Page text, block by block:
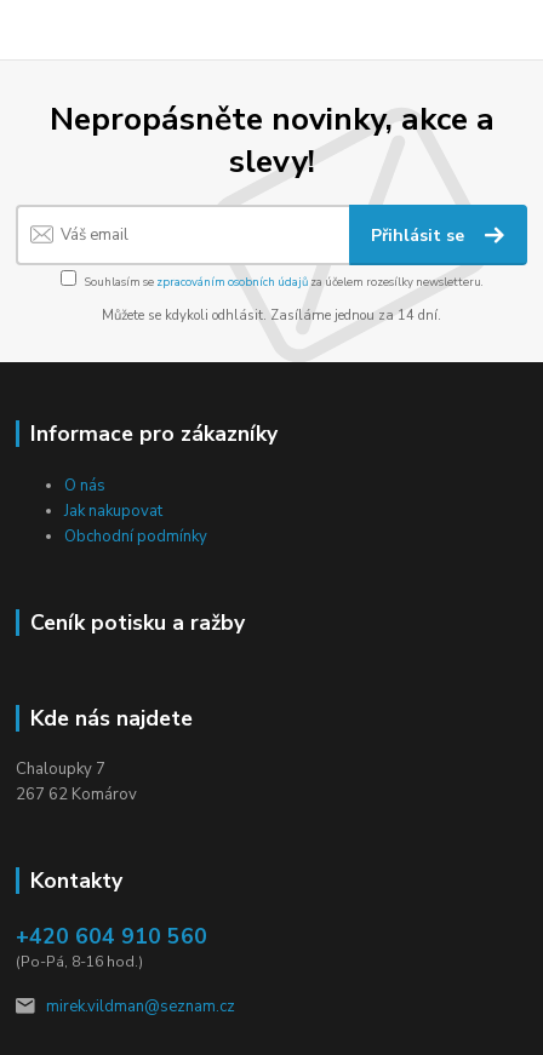
Nepropásněte novinky, akce a
slevy!
Přihlásit se
Souhlasím se zpracováním osobních údajůza účelem rozesílky newsletteru.
Můžete se kdykoli odhlásit. Zasíláme jednou za 14 dní.
Informace pro zákazníky
O nás
Jak nakupovat
Obchodní podmínky
Ceník potisku a ražby
Kde nás najdete
Chaloupky 7
267 62 Komárov
Kontakty
+420 604 910 560
(Po-Pá, 8-16 hod.)
mirek.vildman@seznam.cz